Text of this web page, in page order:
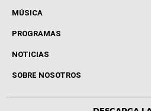
MÚSICA
Local de Ensayo Europa FM
Conciertos
PROGRAMAS
Cuerpos especiales
Locutores Europa FM
NOTICIAS
Cine y Televisión
Virales
SOBRE NOSOTROS